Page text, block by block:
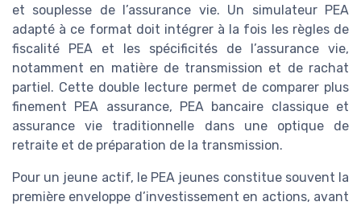
et souplesse de l’assurance vie. Un simulateur PEA
adapté à ce format doit intégrer à la fois les règles de
fiscalité PEA et les spécificités de l’assurance vie,
notamment en matière de transmission et de rachat
partiel. Cette double lecture permet de comparer plus
finement PEA assurance, PEA bancaire classique et
assurance vie traditionnelle dans une optique de
retraite et de préparation de la transmission.
Pour un jeune actif, le PEA jeunes constitue souvent la
première enveloppe d’investissement en actions, avant